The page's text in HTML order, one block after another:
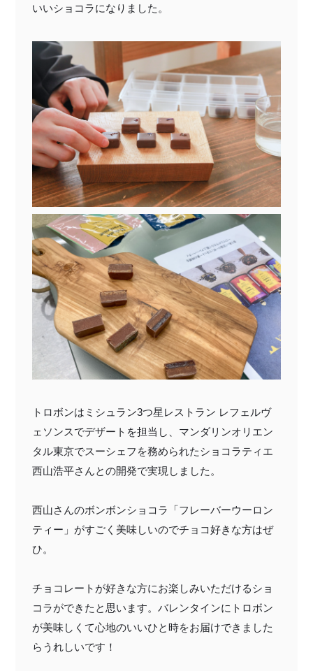
いいショコラになりました。
トロボンはミシュラン3つ星レストラン レフェルヴ
ェソンスでデザートを担当し、マンダリンオリエン
タル東京でスーシェフを務められたショコラティエ
西山浩平さんとの開発で実現しました。
西山さんのボンボンショコラ「フレーバーウーロン
ティー」がすごく美味しいのでチョコ好きな方はぜ
ひ。
チョコレートが好きな方にお楽しみいただけるショ
コラができたと思います。バレンタインにトロボン
が美味しくて心地のいいひと時をお届けできました
らうれしいです！